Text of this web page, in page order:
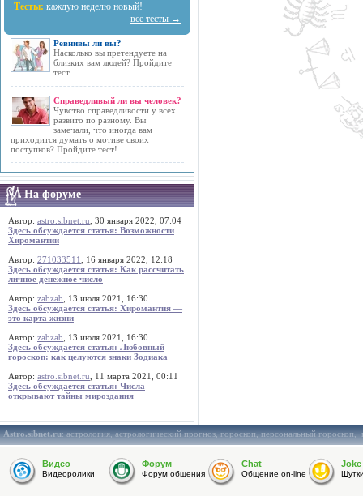
Тесты: каждую неделю новый!
все тесты →
Ревнивы ли вы?
Насколько вы претендуете на
близких вам людей? Пройдите
тест.
Справедливый ли вы человек?
Чувство справедливости у всех
развито по разному. Вы
замечали, что иногда вам
приходится думать о мотиве своих
поступков? Пройдите тест!
На форуме
Автор: astro.sibnet.ru , 30 января 2022, 07:04
Здесь обсуждается статья: Возможности
Хиромантии
Автор: 271033511
, 16 января 2022, 12:18
Здесь обсуждается статья: Как рассчитать
личное денежное число
Автор: zabzab , 13 июля 2021, 16:30
Здесь обсуждается статья: Хиромантия —
это карта жизни
Автор: zabzab , 13 июля 2021, 16:30
Здесь обсуждается статья: Любовный
гороскоп: как целуются знаки Зодиака
Автор: astro.sibnet.ru , 11 марта 2021, 00:11
Здесь обсуждается статья: Числа
открывают тайны мироздания
Astro.sibnet.ru:астрология,астрологический прогноз,гороскоп,персональный гороскоп,
Видео
Видеоролики
Форум
Форум общения
Chat
Общение on-line
Joke